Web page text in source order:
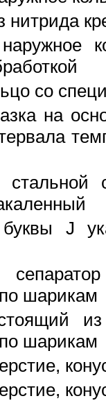
нитрида
со
на
J
шарикам
шарикам